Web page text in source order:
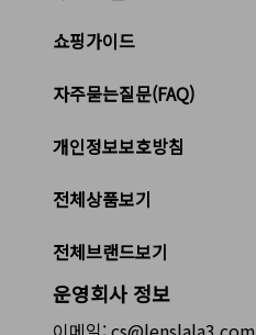
쇼핑가이드
자주묻는질문(FAQ)
개인정보보호방침
전체상품보기
전체브랜드보기
운영회사 정보